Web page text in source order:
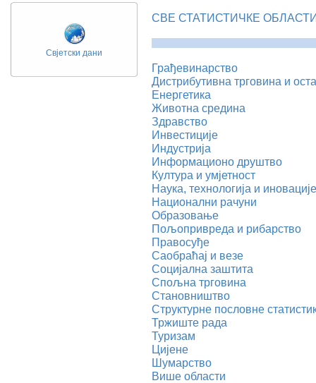
Свјетски дани
СВЕ СТАТИСТИЧКЕ ОБЛАСТИ
Грађевинарство
Дистрибутивна трговина и
Енергетика
Животна средина
Здравство
Инвестиције
Индустрија
Информационо друштво
Култура и умјетност
Наука, технологија и иновације
Национални рачуни
Образовање
Пољопривреда и рибарство
Правосуђе
Саобраћај и везе
Социјална заштита
Спољна трговина
Становништво
Структурне пословне
Тржиште рада
Туризам
Цијене
Шумарство
Више области